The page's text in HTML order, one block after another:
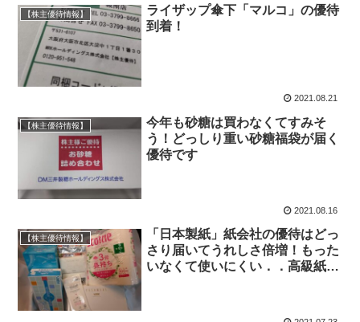
【株主優待情報】
ライザップ傘下「マルコ」の優待
到着！
2021.08.21
【株主優待情報】
今年も砂糖は買わなくてすみそ
う！どっしり重い砂糖福袋が届く
優待です
2021.08.16
【株主優待情報】
「日本製紙」紙会社の優待はどっ
さり届いてうれしさ倍増！もった
いなくて使いにくい．．高級紙製